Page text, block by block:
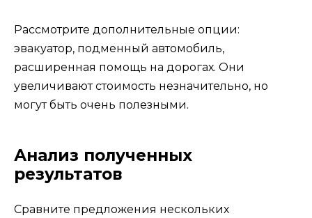
Рассмотрите дополнительные опции:
эвакуатор, подменный автомобиль,
расширенная помощь на дорогах. Они
увеличивают стоимость незначительно, но
могут быть очень полезными.
Анализ полученных
результатов
Сравните предложения нескольких